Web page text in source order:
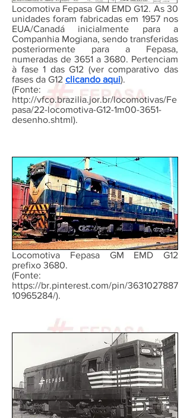
Locomotiva Fepasa GM EMD G12. As 30
unidades foram fabricadas em 1957 nos
EUA/Canadá inicialmente para a
Companhia Mogiana, sendo transferidas
posteriormente para a Fepasa,
numeradas de 3651 a 3680. Pertenciam
à fase 1 das G12 (ver comparativo das
fases da G12 clicando aqui).
(Fonte:
http://vfco.brazilia.jor.br/locomotivas/Fe
pasa/22-locomotiva-G12-1m00-3651-
desenho.shtml).
Locomotiva Fepasa GM EMD G12
prefixo 3680.
(Fonte:
https://br.pinterest.com/pin/3631027887
10965284/).